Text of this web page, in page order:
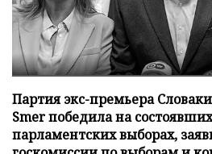
Партия экс-премьера
Smer победила на
парламентских выборах,